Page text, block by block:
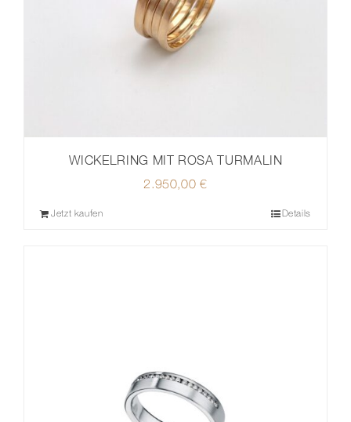
WICKELRING MIT ROSA TURMALIN
2.950,00€
Jetzt kaufen Details